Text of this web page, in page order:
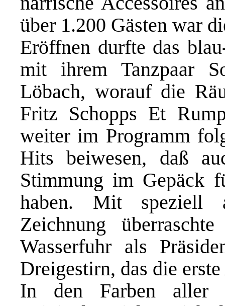
über 1.200 Gästen war
Eröffnen durfte das
mit ihrem Tanzpaar
Löbach, worauf die
Fritz Schopps Et
weiter im Programm
Hits beiwesen, daß
Stimmung im Gepäck
haben. Mit speziell
Zeichnung
Wasserfuhr als
Dreigestirn, das die
In den Farben aller